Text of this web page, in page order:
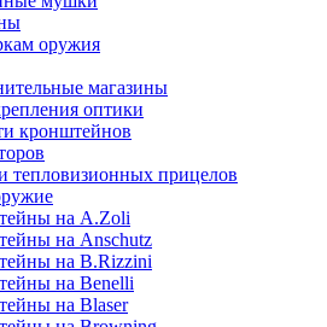
оружия
магазины
оптики
кронштейнов
тепловизионных прицелов
на A.Zoli
на Anschutz
на B.Rizzini
на Benelli
на Blaser